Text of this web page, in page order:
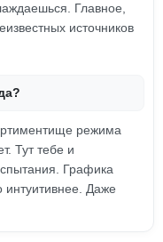
Главное,
источников
режима
Тут тебе и
Графика
Даже